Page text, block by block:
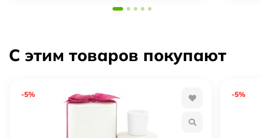
С этим товаров покупают
-5% -5%